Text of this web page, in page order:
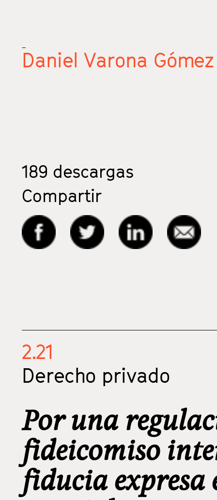
_
Daniel Varona Gómez
189 descargas
Compartir
2.21
Derecho privado
Por una
fideicomiso
fiducia expresa